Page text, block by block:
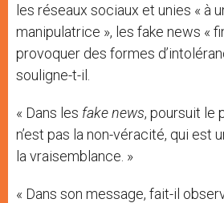
les réseaux sociaux et unies « à
manipulatrice », les fake news «
provoquer des formes
souligne-t-il.
« Dans les fake news, poursuit le
n’est pas la non-véracité, qui est
la vraisemblance. »
« Dans son message, fait-il